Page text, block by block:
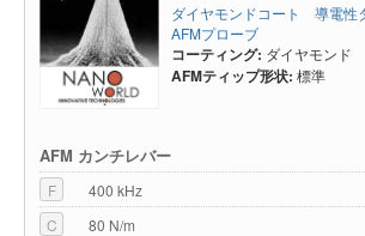
ダイヤモンドコート 導電性
AFMプローブ
コーティング: ダイヤモンド
AFMティップ形状: 標準
AFM カンチレバー
F
400 kHz
C
80 N/m